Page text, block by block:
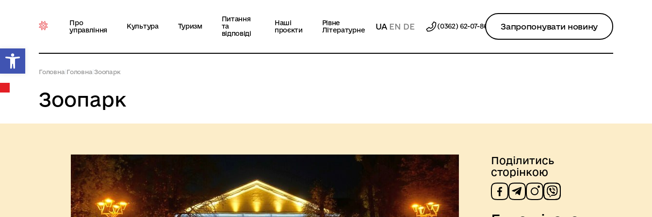
Відкрити Панель інструментів
Про
управління
Культура Туризм
Питання
та
відповіді
Наші
проєкти
Рівне
Літературне
UA EN DE (0362) 62-07-86 Запропонувати новину
Головна Головна Зоопарк
Зоопарк
Поділитись
сторінкою